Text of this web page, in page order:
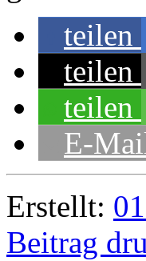
teilen
teilen
teilen
E-
Erstellt:
Beitrag